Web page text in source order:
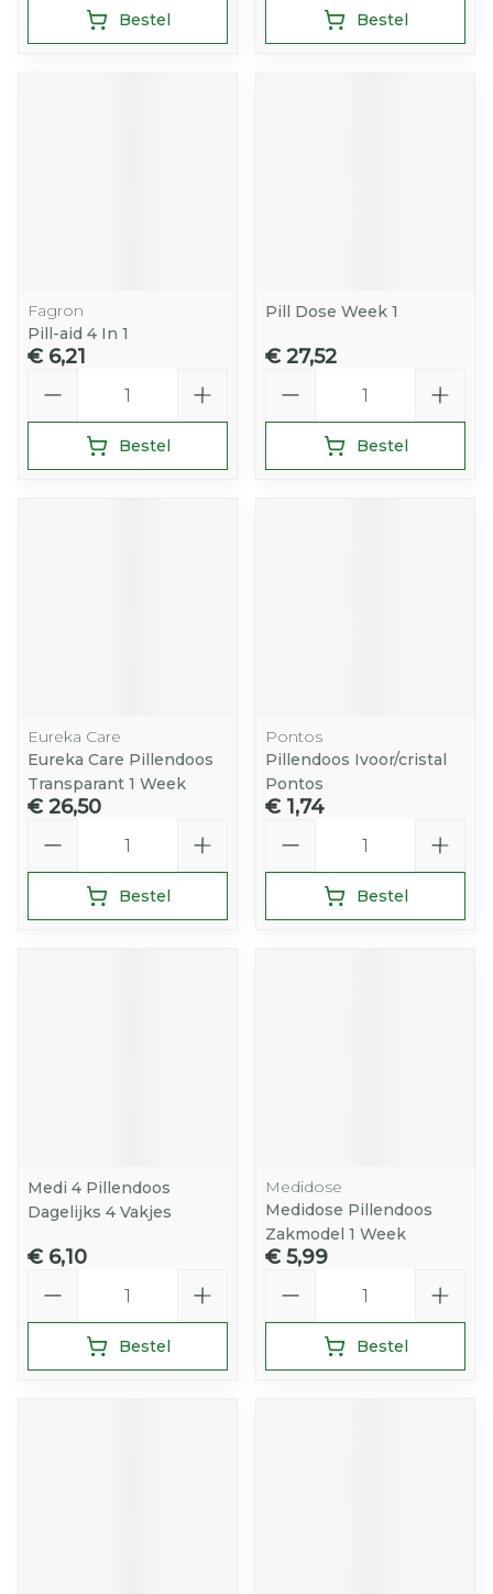
Bestel Bestel
Fagron
Pill-aid 4 In 1
€ 6,21
Bestel
Pill Dose Week 1
€ 27,52
Bestel
Eureka Care
Eureka Care Pillendoos
Transparant 1 Week
€ 26,50
Bestel
Pontos
Pillendoos Ivoor/cristal
Pontos
€ 1,74
Bestel
Medi 4 Pillendoos
Dagelijks 4 Vakjes
€ 6,10
Bestel
Medidose
Medidose Pillendoos
Zakmodel 1 Week
€ 5,99
Bestel